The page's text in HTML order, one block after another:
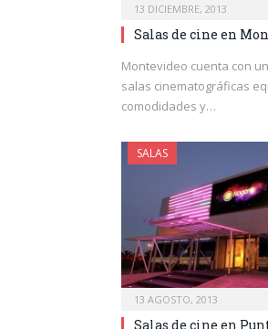
13 DICIEMBRE, 2013
Salas de cine en
Montevideo cuenta con
salas cinematográficas
comodidades y…
SALAS
13 AGOSTO, 2013
Salas de cine en